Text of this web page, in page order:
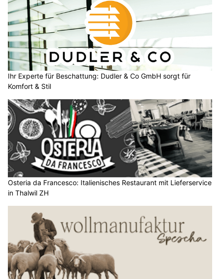
Ihr Experte für Beschattung: Dudler & Co GmbH sorgt für
Komfort & Stil
Osteria da Francesco: Italienisches Restaurant mit Lieferservice
in Thalwil ZH